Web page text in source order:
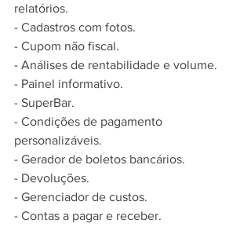
relatórios.
- Cadastros com fotos.
- Cupom não fiscal.
- Análises de rentabilidade e volume.
- Painel informativo.
- SuperBar.
- Condições de pagamento
personalizáveis.
- Gerador de boletos bancários.
- Devoluções.
- Gerenciador de custos.
- Contas a pagar e receber.